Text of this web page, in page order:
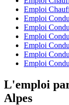
Emploi
Emploi
Emploi
Emploi
Emploi
Emploi
Emploi
L'emploi
Alpes